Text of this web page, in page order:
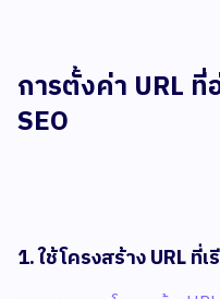
การตั้งค่า URL
SEO
1. ใช้โครงสร้าง URL ที่